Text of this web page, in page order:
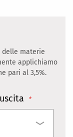
materie
applichiamo
pari al 3,5%.